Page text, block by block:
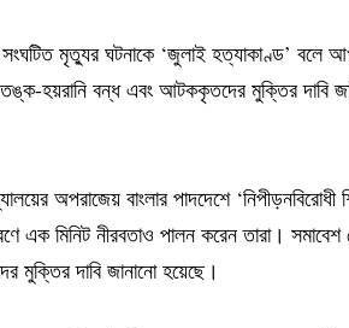
মৃত্যুর ঘটনাকে ‘জুলাই হত্যাকাণ্ড’ বলে
হয়রানি বন্ধ এবং আটককৃতদের মুক্তির দাবি
অপরাজেয় বাংলার পাদদেশে ‘নিপীড়নবিরোধী
এক মিনিট নীরবতাও পালন করেন তারা।
মুক্তির দাবি জানানো হয়েছে।